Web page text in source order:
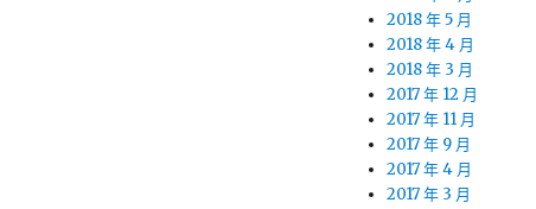
2018 年 5 月
2018 年 4 月
2018 年 3 月
2017 年 12 月
2017 年 11 月
2017 年 9 月
2017 年 4 月
2017 年 3 月